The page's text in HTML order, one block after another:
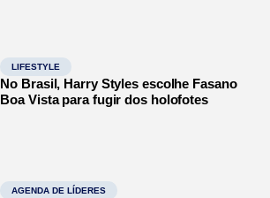
LIFESTYLE
No Brasil, Harry Styles escolhe Fasano
Boa Vista para fugir dos holofotes
AGENDA DE LÍDERES